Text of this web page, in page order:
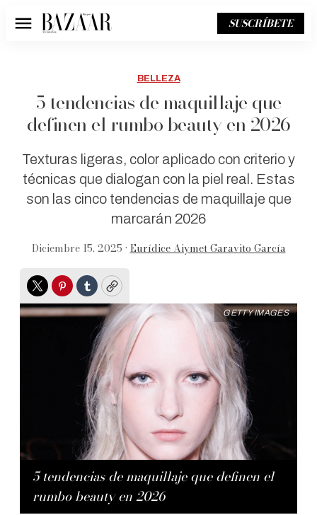
Menú SUSCRÍBETE
BELLEZA
5 tendencias de maquillaje que
definen el rumbo beauty en 2026
Texturas ligeras, color aplicado con criterio y
técnicas que dialogan con la piel real. Estas
son las cinco tendencias de maquillaje que
marcarán 2026
Diciembre 15, 2025 • Eurídice Aiymet Garavito García
TwitterPinterest
TumblrCopy
5 tendencias de maquillaje que definen el
rumbo beauty en 2026
GETTY IMAGES